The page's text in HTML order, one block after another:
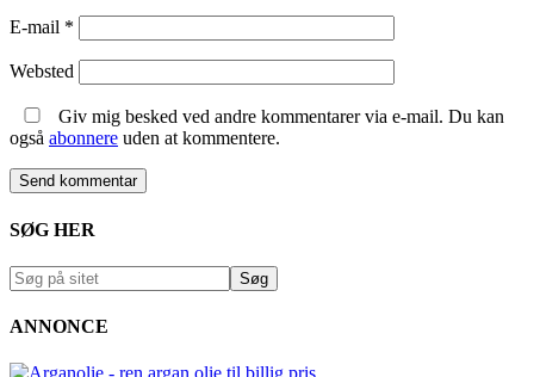
E-mail *
Websted
Giv mig besked ved andre kommentarer via e-mail. Du kan
også abonnere uden at kommentere.
SØG HER
ANNONCE